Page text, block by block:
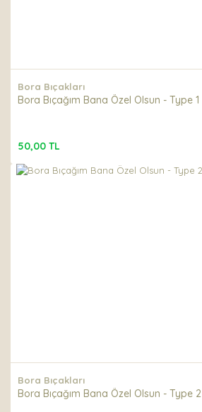
Bora Bıçakları
Bora Bıçağım Bana Özel Olsun - Type 1
50,00 TL
Bora Bıçakları
Bora Bıçağım Bana Özel Olsun - Type 2